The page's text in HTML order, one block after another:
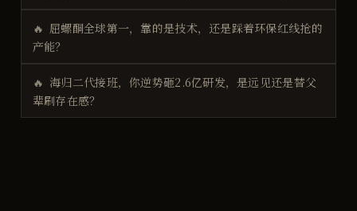
🔥 屈螺酮全球第一，靠的是技术，还是踩着环保红线抢的
产能？
🔥 海归二代接班，你逆势砸2.6亿研发，是远见还是替父
辈刷存在感？